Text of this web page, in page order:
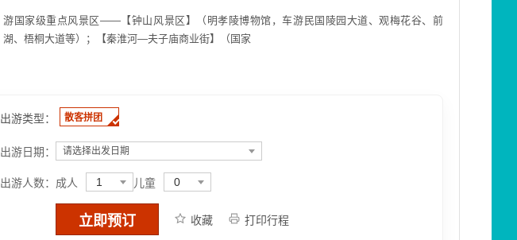
游国家级重点风景区——【钟山风景区】（明孝陵博物馆，车游民国陵园大道、观梅花谷、前
湖、梧桐大道等）；【秦淮河—夫子庙商业街】（国家
出游类型： 散客拼团
出游日期： 请选择出发日期
出游人数： 成人 1 儿童 0
立即预订 收藏 打印行程